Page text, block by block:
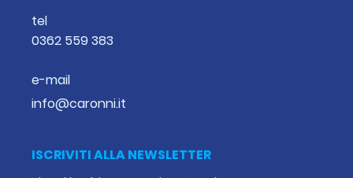
tel
0362 559 383
e-mail
info@caronni.it
ISCRIVITI ALLA NEWSLETTER